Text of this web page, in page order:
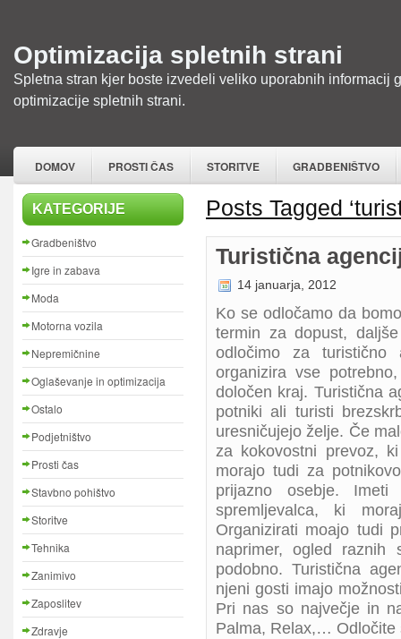
Optimizacija spletnih strani
Spletna stran kjer boste izvedeli veliko uporabnih informacij
optimizacije spletnih strani.
DOMOV PROSTI ČAS STORITVE GRADBENIŠTVO
KATEGORIJE
Gradbeništvo
Igre in zabava
Moda
Motorna vozila
Nepremičnine
Oglaševanje in optimizacija
Ostalo
Podjetništvo
Prosti čas
Stavbno pohištvo
Storitve
Tehnika
Zanimivo
Zaposlitev
Zdravje
Posts Tagged
Turistična
14 januarja, 2012
Ko se odločamo da
termin za dopust,
odločimo za turistično
organizira vse
določen kraj. Turistična
potniki ali turisti
uresničujejo želje. Če
za kokovostni prevoz,
morajo tudi za
prijazno osebje.
spremljevalca, ki
Organizirati moajo tudi
naprimer, ogled raznih
podobno. Turistična
njeni gosti imajo
Pri nas so največje in
Palma, Relax,… Odločite